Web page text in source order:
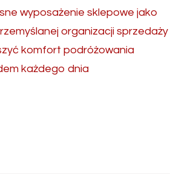
wyposażenie sklepowe jako
organizacji sprzedaży
komfort podróżowania
każdego dnia